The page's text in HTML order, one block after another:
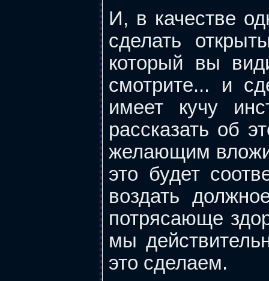
И, в качестве
сделать
который вы
смотрите... и
имеет кучу
рассказать об
желающим
это будет
воздать
потрясающе
мы
это сделаем.